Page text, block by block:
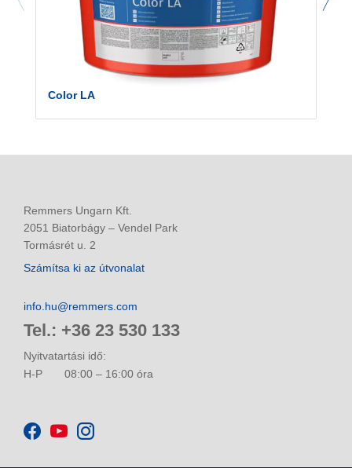
Color LA
Remmers Ungarn Kft.
2051 Biatorbágy – Vendel Park
Tormásrét u. 2
Számítsa ki az útvonalat
info.hu@remmers.com
Tel.: +36 23 530 133
Nyitvatartási idő:
H-P
08:00 – 16:00 óra